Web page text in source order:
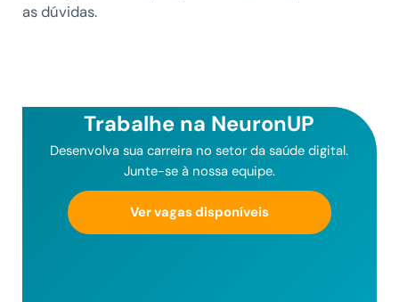
as dúvidas.
Trabalhe na NeuronUP
Desenvolva sua carreira no setor da saúde digital.
Junte-se à nossa equipe.
Ver vagas disponíveis